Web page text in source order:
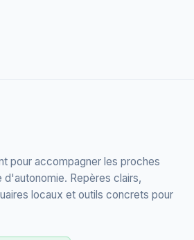
pour accompagner les proches
d'autonomie. Repères clairs,
locaux et outils concrets pour